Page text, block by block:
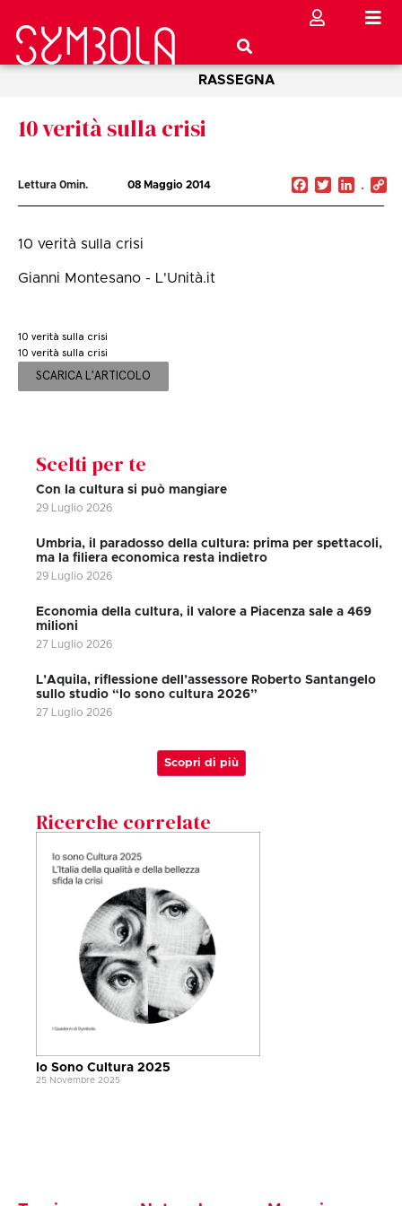
RASSEGNA
10 verità sulla crisi
Lettura 0min. 08 Maggio 2014 Facebook
Twitter
10 verità sulla crisi
Gianni Montesano - L'Unità.it
10 verità sulla crisi
10 verità sulla crisi
SCARICA L'ARTICOLO
Scelti per te
Con la cultura si può mangiare
29 Luglio 2026
Umbria, il paradosso della cultura: prima per spettacoli,
ma la filiera economica resta indietro
29 Luglio 2026
Economia della cultura, il valore a Piacenza sale a 469
milioni
27 Luglio 2026
L’Aquila, riflessione dell’assessore Roberto Santangelo
sullo studio “Io sono cultura 2026”
27 Luglio 2026
Scopri di più
Ricerche correlate
Io Sono Cultura 2025
25 Novembre 2025